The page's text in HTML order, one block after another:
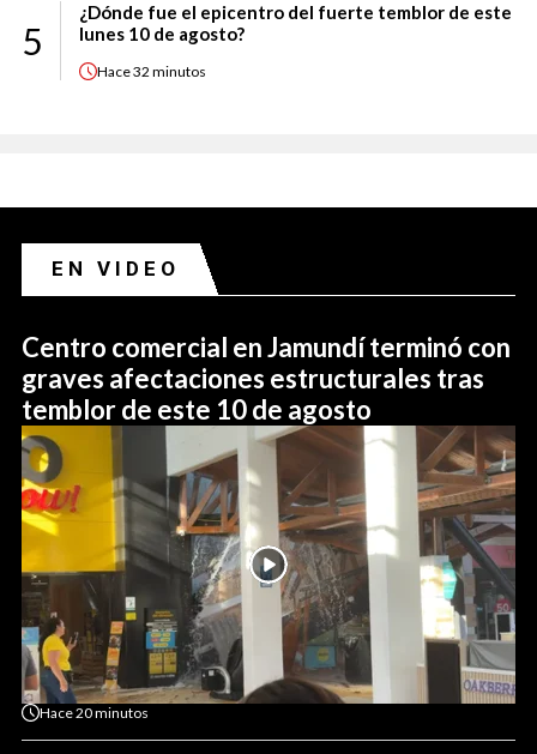
5
¿Dónde fue el epicentro del fuerte temblor de este
lunes 10 de agosto?
Hace32 minutos
EN VIDEO
Centro comercial en Jamundí terminó con
graves afectaciones estructurales tras
temblor de este 10 de agosto
Hace20 minutos